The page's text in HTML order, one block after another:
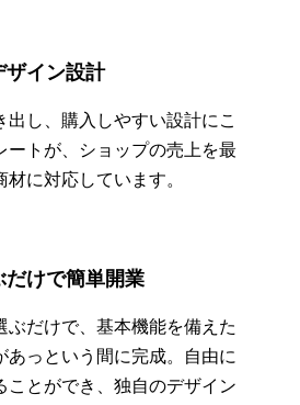
ザイン設計
出し、購入しやすい設計にこ
ートが、ショップの売上を最
に対応しています。
だけで簡単開業
ぶだけで、基本機能を備えた
あっという間に完成。自由に
ことができ、独自のデザイン